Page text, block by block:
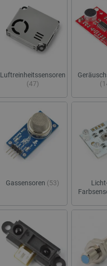
Luftreinheitssensoren
(47)
Gassensoren (53)